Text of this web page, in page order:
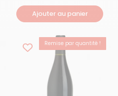
Ajouter au panier
Remise par quantité !
BEST-SELLER